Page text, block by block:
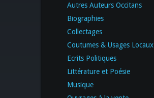
Autres Auteurs Occitans
Biographies
Collectages
Coutumes & Usages Locaux
Ecrits Politiques
Littérature et Poésie
Musique